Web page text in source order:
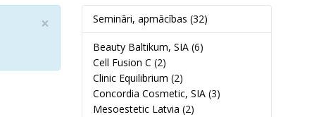
× Semināri, apmācības (32)
Beauty Baltikum, SIA (6)
Cell Fusion C (2)
Clinic Equilibrium (2)
Concordia Cosmetic, SIA (3)
Mesoestetic Latvia (2)